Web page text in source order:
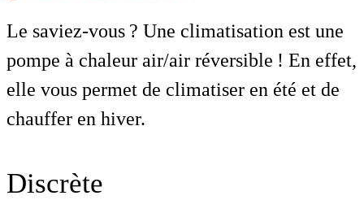
Le saviez-vous ? Une climatisation est une
pompe à chaleur air/air réversible ! En effet,
elle vous permet de climatiser en été et de
chauffer en hiver.
Discrète